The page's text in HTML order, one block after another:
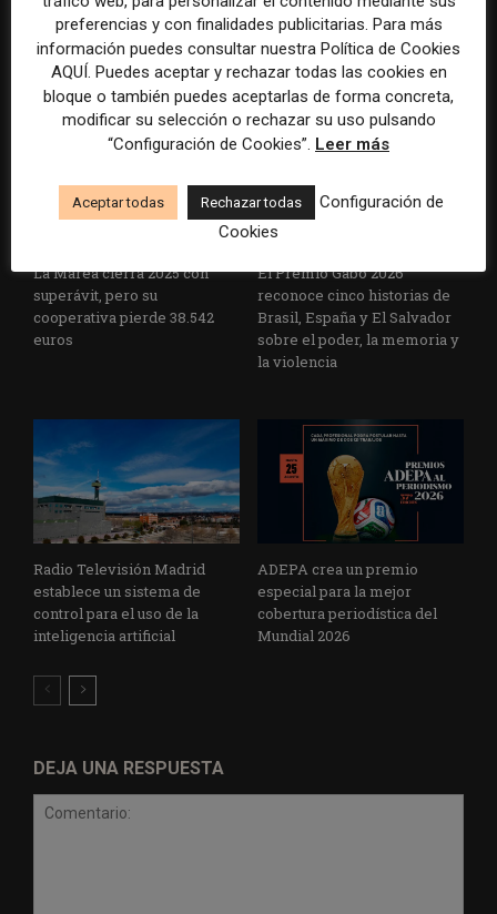
Cardenal Herrera presenta
un informe con pautas para
informar sobre el suicidio
avance de los
multimillonarios sobre los
medios y las plataformas
La Marea cierra 2025 con
superávit, pero su
cooperativa pierde 38.542
euros
El Premio Gabo 2026
reconoce cinco historias de
Brasil, España y El Salvador
sobre el poder, la memoria y
la violencia
Radio Televisión Madrid
establece un sistema de
control para el uso de la
inteligencia artificial
ADEPA crea un premio
especial para la mejor
cobertura periodística del
Mundial 2026
DEJA UNA RESPUESTA
preferencias y con finalidades publicitarias. Para más
información puedes consultar nuestra Política de Cookies
AQUÍ. Puedes aceptar y rechazar todas las cookies en
bloque o también puedes aceptarlas de forma concreta,
modificar su selección o rechazar su uso pulsando
“Configuración de Cookies”. Leer más
Aceptar todas Rechazar todas
Configuración de
Cookies